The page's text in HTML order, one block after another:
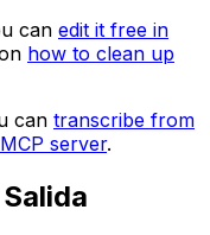
can edit it free in
how to clean up
can transcribe from
server.